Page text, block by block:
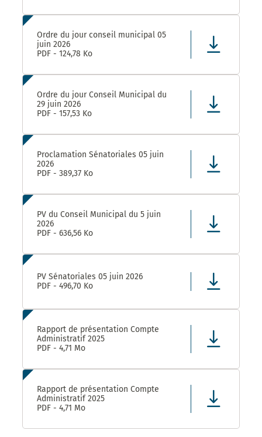
Ordre du jour conseil municipal 05
juin 2026
PDF - 124,78 Ko
Ordre du jour Conseil Municipal du
29 juin 2026
PDF - 157,53 Ko
Proclamation Sénatoriales 05 juin
2026
PDF - 389,37 Ko
PV du Conseil Municipal du 5 juin
2026
PDF - 636,56 Ko
PV Sénatoriales 05 juin 2026
PDF - 496,70 Ko
Rapport de présentation Compte
Administratif 2025
PDF - 4,71 Mo
Rapport de présentation Compte
Administratif 2025
PDF - 4,71 Mo